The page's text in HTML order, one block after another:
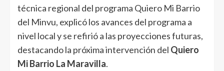
técnica regional del programa Quiero Mi Barrio
del Minvu, explicó los avances del programa a
nivel local y se refirió a las proyecciones futuras,
destacando la próxima intervención del Quiero
Mi Barrio La Maravilla.